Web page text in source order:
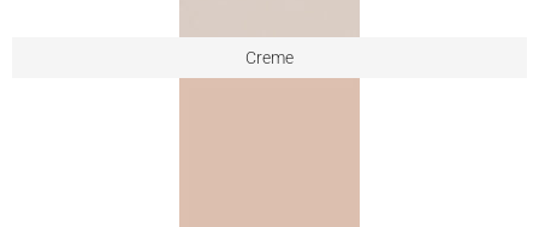
Creme